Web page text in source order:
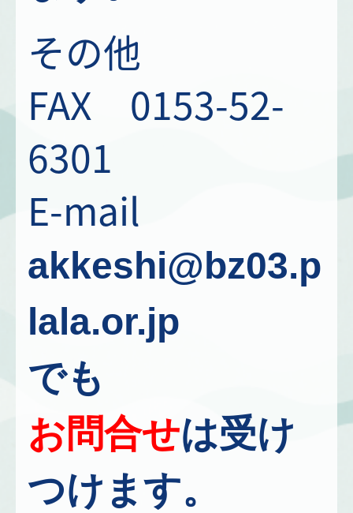
その他
FAX 0153-52-
6301
E-mail
akkeshi@bz03.p
lala.or.jp
でも
お問合せは受け
つけます。